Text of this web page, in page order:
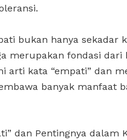
bukan hanya
merupakan fondasi dari
arti kata “empati” dan
banyak manfaat
dan Pentingnya dalam